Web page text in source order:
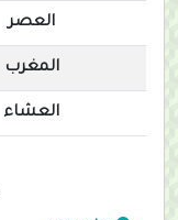
العصر
المغرب
العشاء